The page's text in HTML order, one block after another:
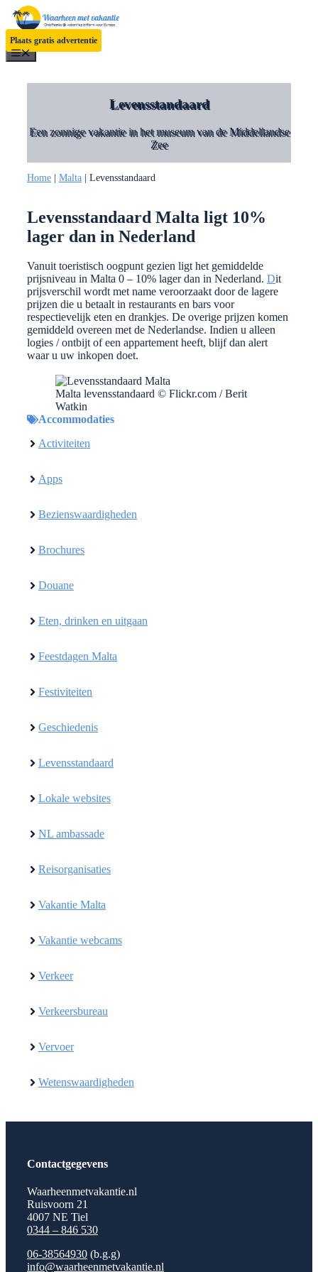
Ga
naar
de
inhoud
Plaats gratis advertentie
Menu
Levensstandaard
Een zonnige vakantie in het museum van de Middellandse
Zee
Home | Malta | Levensstandaard
Levensstandaard Malta ligt 10%
lager dan in Nederland
Vanuit toeristisch oogpunt gezien ligt het gemiddelde
prijsniveau in Malta 0 – 10% lager dan in Nederland. Dit
prijsverschil wordt met name veroorzaakt door de lagere
prijzen die u betaalt in restaurants en bars voor
respectievelijk eten en drankjes. De overige prijzen komen
gemiddeld overeen met de Nederlandse. Indien u alleen
logies / ontbijt of een appartement heeft, blijf dan alert
waar u uw inkopen doet.
Malta levensstandaard © Flickr.com / Berit
Watkin
Accommodaties
Activiteiten
Apps
Bezienswaardigheden
Brochures
Douane
Eten, drinken en uitgaan
Feestdagen Malta
Festiviteiten
Geschiedenis
Levensstandaard
Lokale websites
NL ambassade
Reisorganisaties
Vakantie Malta
Vakantie webcams
Verkeer
Verkeersbureau
Vervoer
Wetenswaardigheden
Contactgegevens
Waarheenmetvakantie.nl
Ruisvoorn 21
4007 NE Tiel
0344 – 846 530
06-38564930 (b.g.g)
info@waarheenmetvakantie.nl